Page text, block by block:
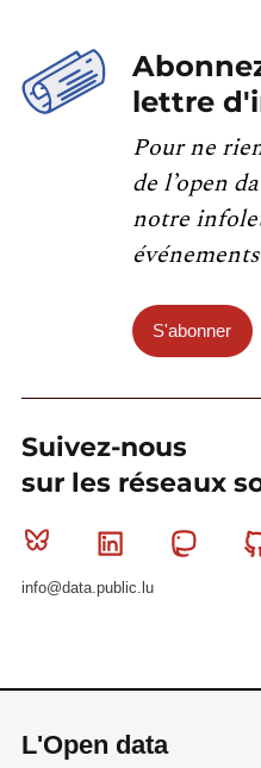
lettre
Pour ne
de l’open
notre
S'abonner
Suivez-nous
sur les réseaux
Bluesky Linkedin
info@data.public.lu
L'Open data